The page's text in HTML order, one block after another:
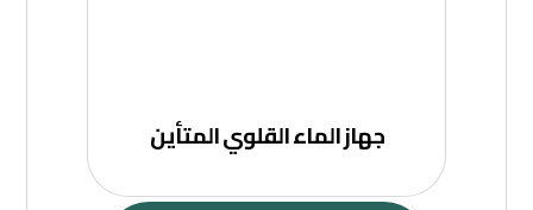
جهاز الماء القلوي المتأين